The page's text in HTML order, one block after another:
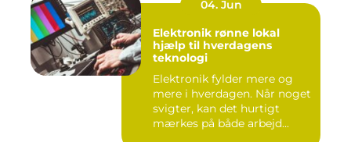
04. Jun
Elektronik rønne lokal
hjælp til hverdagens
teknologi
Elektronik fylder mere og
mere i hverdagen. Når noget
svigter, kan det hurtigt
mærkes på både arbejd...